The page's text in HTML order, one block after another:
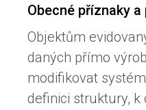
Obecné příznaky
Objektům
daných přímo
modifikovat
definici struktury,